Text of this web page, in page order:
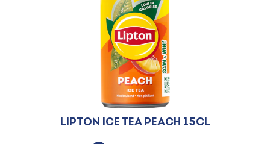
Lipton Ice Tea Peach 15cl